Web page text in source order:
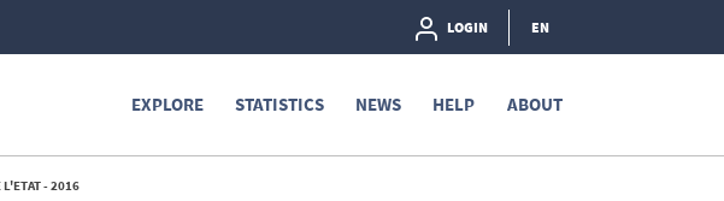
LOGIN EN
EXPLORE STATISTICS NEWS HELP ABOUT
L'ETAT - 2016